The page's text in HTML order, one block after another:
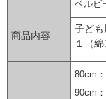
ベルビ
商品内容
子ども
１（綿
80cm
90cm